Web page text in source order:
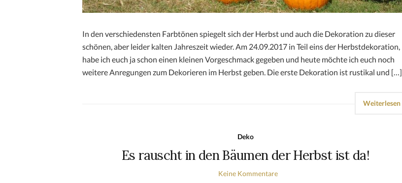
In den verschiedensten Farbtönen spiegelt sich der Herbst und auch die Dekoration zu dieser
schönen, aber leider kalten Jahreszeit wieder. Am 24.09.2017 in Teil eins der Herbstdekoration,
habe ich euch ja schon einen kleinen Vorgeschmack gegeben und heute möchte ich euch noch
weitere Anregungen zum Dekorieren im Herbst geben. Die erste Dekoration ist rustikal und […]
Weiterlesen
Deko
Es rauscht in den Bäumen der Herbst ist da!
Keine Kommentare